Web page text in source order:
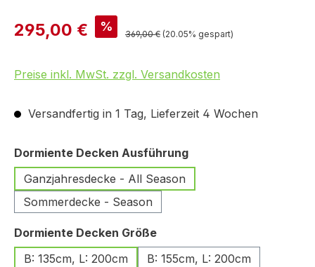
295,00 € %
369,00 € (20.05% gespart)
Preise inkl. MwSt. zzgl. Versandkosten
Versandfertig in 1 Tag, Lieferzeit 4 Wochen
Dormiente Decken Ausführungauswählen
Ganzjahresdecke - All Season
Sommerdecke - Season
Dormiente Decken Größeauswählen
B: 135cm, L: 200cm
B: 155cm, L: 200cm